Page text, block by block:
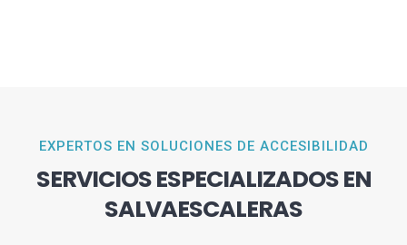
EXPERTOS EN SOLUCIONES DE ACCESIBILIDAD
SERVICIOS ESPECIALIZADOS EN
SALVAESCALERAS